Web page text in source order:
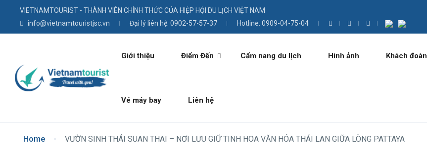
VIETNAMTOURIST - THÀNH VIÊN CHÍNH THỨC CỦA HIỆP HỘI DU LỊCH VIỆT NAM
info@vietnamtouristjsc.vn
Đại lý liên hệ: 0902-57-57-37 Hotline: 0909-04-75-04
Giới thiệu Điểm Đến Cẩm nang du lịch Hình ảnh Khách đoàn
Vé máy bay Liên hệ
Home VƯỜN SINH THÁI SUAN THAI – NƠI LƯU GIỮ TINH HOA VĂN HÓA THÁI LAN GIỮA LÒNG PATTAYA